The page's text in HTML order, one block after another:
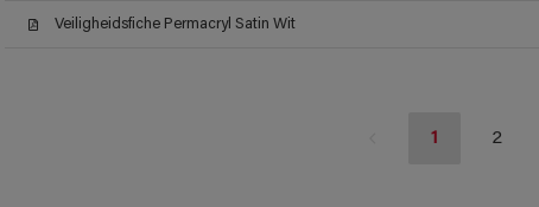
Veiligheidsfiche Permacryl Satin Wit
1 2